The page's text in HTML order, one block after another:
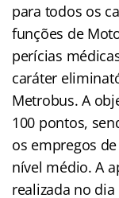
para todos os
funções de
perícias
caráter
Metrobus. A
100 pontos,
os empregos
nível médio. A
realizada no